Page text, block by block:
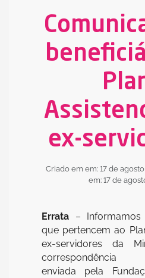
ex-
Criado em em: 17 de
em: 17 de
Errata – Informamos
que pertencem ao
ex-servidores da
correspondência
enviada pela